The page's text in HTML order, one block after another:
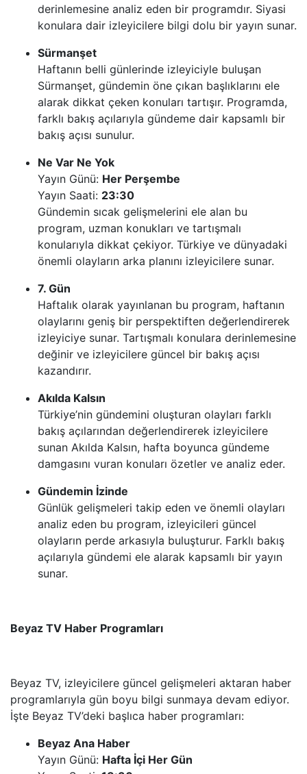
BLOOMBERG HT
derinlemesine analiz eden bir programdır. Siyasi
konulara dair izleyicilere bilgi dolu bir yayın sunar.
Sürmanşet
Haftanın belli günlerinde izleyiciyle buluşan
Sürmanşet, gündemin öne çıkan başlıklarını ele
alarak dikkat çeken konuları tartışır. Programda,
farklı bakış açılarıyla gündeme dair kapsamlı bir
bakış açısı sunulur.
Ne Var Ne Yok
Yayın Günü: Her Perşembe
Yayın Saati: 23:30
Gündemin sıcak gelişmelerini ele alan bu
program, uzman konukları ve tartışmalı
konularıyla dikkat çekiyor. Türkiye ve dünyadaki
önemli olayların arka planını izleyicilere sunar.
7. Gün
Haftalık olarak yayınlanan bu program, haftanın
olaylarını geniş bir perspektiften değerlendirerek
izleyiciye sunar. Tartışmalı konulara derinlemesine
değinir ve izleyicilere güncel bir bakış açısı
kazandırır.
Akılda Kalsın
Türkiye’nin gündemini oluşturan olayları farklı
bakış açılarından değerlendirerek izleyicilere
sunan Akılda Kalsın, hafta boyunca gündeme
damgasını vuran konuları özetler ve analiz eder.
Gündemin İzinde
Günlük gelişmeleri takip eden ve önemli olayları
analiz eden bu program, izleyicileri güncel
olayların perde arkasıyla buluşturur. Farklı bakış
açılarıyla gündemi ele alarak kapsamlı bir yayın
sunar.
Beyaz TV Haber Programları
Beyaz TV, izleyicilere güncel gelişmeleri aktaran haber
programlarıyla gün boyu bilgi sunmaya devam ediyor.
İşte Beyaz TV’deki başlıca haber programları:
Beyaz Ana Haber
Yayın Günü: Hafta İçi Her Gün